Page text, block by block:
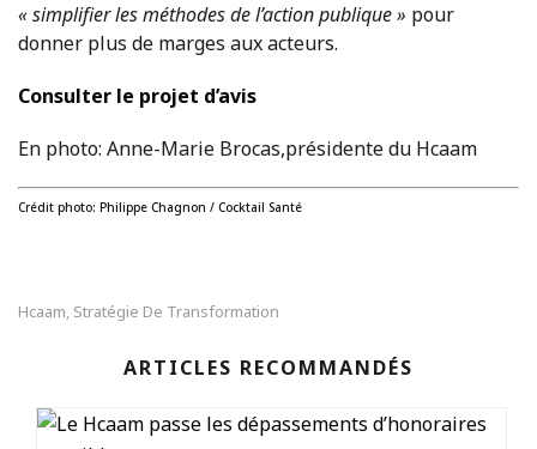
« simplifier les méthodes de l’action publique » pour
donner plus de marges aux acteurs.
Consulter le projet d’avis
En photo: Anne-Marie Brocas,présidente du Hcaam
Crédit photo: Philippe Chagnon / Cocktail Santé
Hcaam, Stratégie De Transformation
ARTICLES RECOMMANDÉS